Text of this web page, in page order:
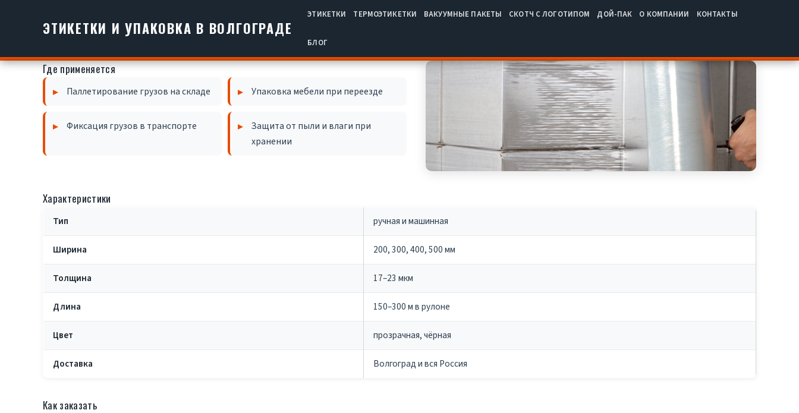
ЭТИКЕТКИ И УПАКОВКА В ВОЛГОГРАДЕ
ЭТИКЕТКИ ТЕРМОЭТИКЕТКИ ВАКУУМНЫЕ ПАКЕТЫ СКОТЧ С ЛОГОТИПОМ ДОЙ-ПАК О КОМПАНИИ КОНТАКТЫ
БЛОГ
Где применяется
Паллетирование грузов на складе Упаковка мебели при переезде
Фиксация грузов в транспорте
Защита от пыли и влаги при
хранении
Характеристики
Тип ручная и машинная
Ширина 200, 300, 400, 500 мм
Толщина 17–23 мкм
Длина 150–300 м в рулоне
Цвет прозрачная, чёрная
Доставка Волгоград и вся Россия
Как заказать